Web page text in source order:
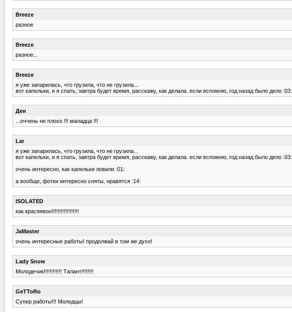
Breeze
разное
Breeze
разное...
Breeze
я уже запарилась, что грузила, что не грузила...
вот капельки, и я спать, завтра будет время, расскажу, как делала. если вспомню, год назад было дело :03:
Ден
...оччень не плохо !!! маладца !!!
Lar
я уже запарилась, что грузила, что не грузила...
вот капельки, и я спать, завтра будет время, расскажу, как делала. если вспомню, год назад было дело :03:
очень интересно, как капельки ловили :01:
а вообще, фотки интересно сняты, нравятся :14:
ISOLATED
как красяявоо!!!!!!!!!!!!!!!!!!
JaMaster
очень интересные работы! продолжай в том же духе!
Lady Snow
Молодечик!!!!!!!!!!!! Талант!!!!!!!!
GeTToRo
Супер работы!!! Молодцы!